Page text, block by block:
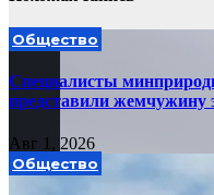
Общество
Специалисты
представили жемчужину
Авг 1, 2026
Общество